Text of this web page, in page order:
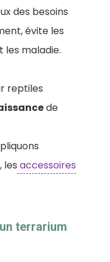
des besoins
évite les
maladie.
reptiles
de
les accessoires
terrarium